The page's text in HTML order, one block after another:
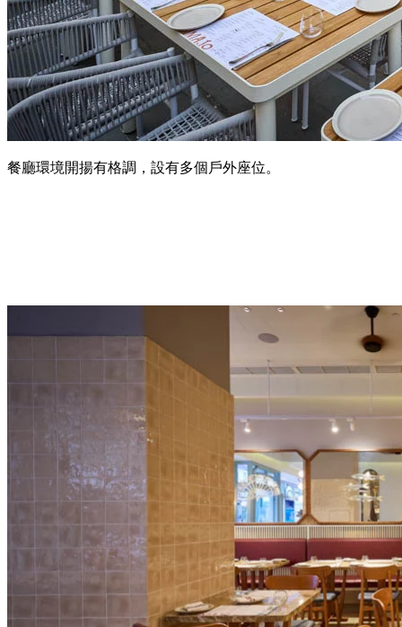
餐廳環境開揚有格調，設有多個戶外座位。